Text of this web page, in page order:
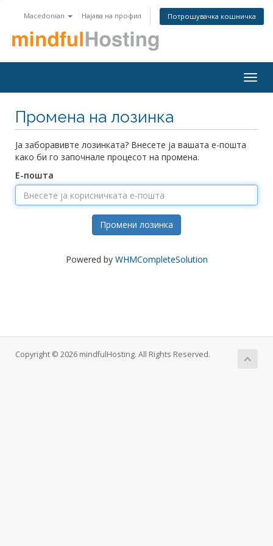
Macedonian Најава на профил Потрошувачка кошничка
Промена на лозинка
Ја заборавивте лозинката? Внесете ја вашата е-пошта
како би го започнале процесот на промена.
Е-пошта
Промени лозинка
Powered by WHMCompleteSolution
Copyright © 2026 mindfulHosting. All Rights Reserved.